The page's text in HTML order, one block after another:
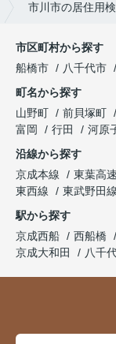
市川市の居住用
市区町村から探す
船橋市
八千代市
町名から探す
山野町
前貝塚町
富岡
行田
河原
沿線から探す
京成本線
東葉高
東西線
東武野田線
駅から探す
京成西船
西船橋
京成大和田
八千